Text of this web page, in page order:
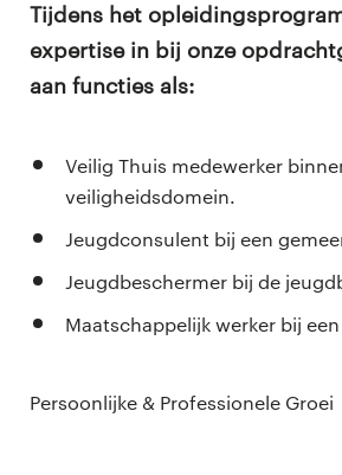
Tijdens het
expertise in bij onze
aan functies als:
Veilig Thuis medewerker
veiligheidsdomein.
Jeugdconsulent bij een
Jeugdbeschermer bij de
Maatschappelijk werker bij
Persoonlijke & Professionele Groei